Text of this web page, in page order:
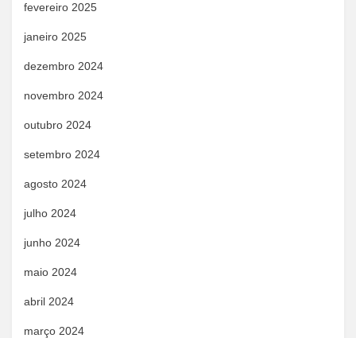
fevereiro 2025
janeiro 2025
dezembro 2024
novembro 2024
outubro 2024
setembro 2024
agosto 2024
julho 2024
junho 2024
maio 2024
abril 2024
março 2024